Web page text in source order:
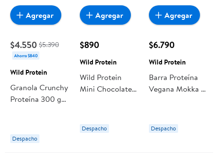
$4.550 $5.390
Ahorra $840
Wild Protein
Granola Crunchy
Proteína 300 g
Despacho
Agregar
$890
Wild Protein
Wild Protein
Mini Chocolate
Despacho
Agregar
$6.790
Wild Protein
Barra Proteína
Vegana Mokka 5
Despacho
Agregar